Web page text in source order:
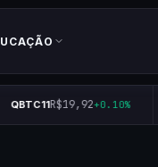
QBTC11R$19,92+0.10%